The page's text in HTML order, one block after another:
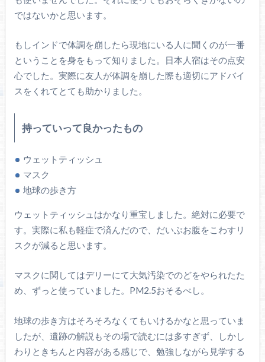
ではないかと思います。
もしインドで体調を崩したら現地にいる人に聞くのが一番
ということを身をもって知りました。日本人宿はその点安
心でした。実際に友人が体調を崩した際も適切にアドバイ
スをくれてとても助かりました。
持っていって良かったもの
ウェットティッシュ
マスク
地球の歩き方
ウェットティッシュはかなり重宝しました。絶対に必要で
す。実際に私も軽症で済んだので、だいぶお腹をこわすリ
スクが減ると思います。
マスクに関してはデリーにて大気汚染でのどをやられたた
め、ずっと使っていました。PM2.5おそるべし。
地球の歩き方はそろそろなくてもいけるかなと思っていま
したが、遺跡の解説もその場で読むには多すぎず、しかし
わりときちんと内容がある感じで、勉強しながら見学する